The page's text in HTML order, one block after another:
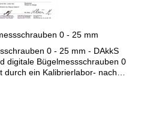
0 - 25 mm
0 - 25 mm - DAkkS
digitale Bügelmessschrauben 0
durch ein Kalibrierlabor- nach